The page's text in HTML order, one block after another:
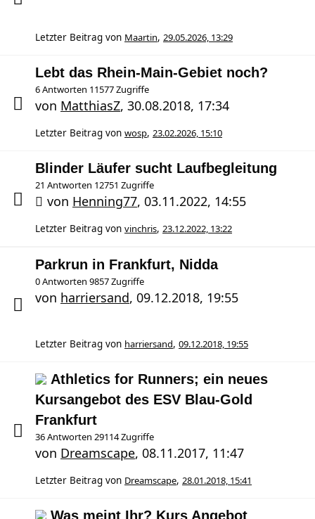
Letzter Beitrag von Maartin, 29.05.2026, 13:29
Lebt das Rhein-Main-Gebiet noch?
6 Antworten 11577 Zugriffe
von MatthiasZ, 30.08.2018, 17:34
Letzter Beitrag von wosp, 23.02.2026, 15:10
Blinder Läufer sucht Laufbegleitung
21 Antworten 12751 Zugriffe
von Henning77, 03.11.2022, 14:55
Letzter Beitrag von vinchris, 23.12.2022, 13:22
Parkrun in Frankfurt, Nidda
0 Antworten 9857 Zugriffe
von harriersand, 09.12.2018, 19:55
Letzter Beitrag von harriersand, 09.12.2018, 19:55
Athletics for Runners; ein neues
Kursangebot des ESV Blau-Gold
Frankfurt
36 Antworten 29114 Zugriffe
von Dreamscape, 08.11.2017, 11:47
Letzter Beitrag von Dreamscape, 28.01.2018, 15:41
Was meint Ihr? Kurs Angebot